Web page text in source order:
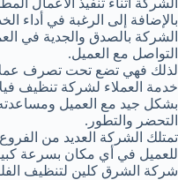
الشركة أثناء تنفيذ الأعمال
بالإضافة إلى الرغبة في أداء
الشركة بالصدق والجدية في
التواصل مع العميل.
لذلك فهي تضع تحت تصرف
خدمة العملاء لشركة تنظيف
بشكل جيد مع العميل
التحضر والتطور.
تمتلك الشركة العديد من
للعميل في أي مكان بسرعة
شركة الشرق كلين لتنظيف